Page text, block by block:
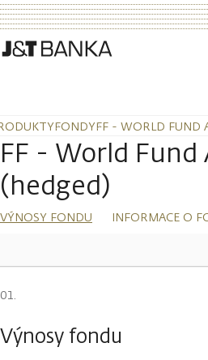
FONDYFF - WORLD FUND
FF - World Fund
(hedged)
VÝNOSY FONDU INFORMACE O
Výnosy fondu